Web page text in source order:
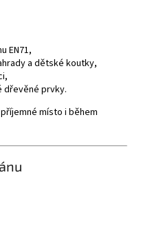
EN71,
a dětské koutky,
dřevěné prvky.
místo i během